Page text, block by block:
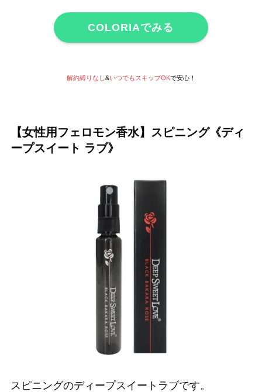
COLORIAでみる
解約縛りなし&いつでもスキップOKで安心！
【女性用フェロモン香水】スピニング《ディ
ープスイート ラブ》
スピニングのディープスイートラブです。